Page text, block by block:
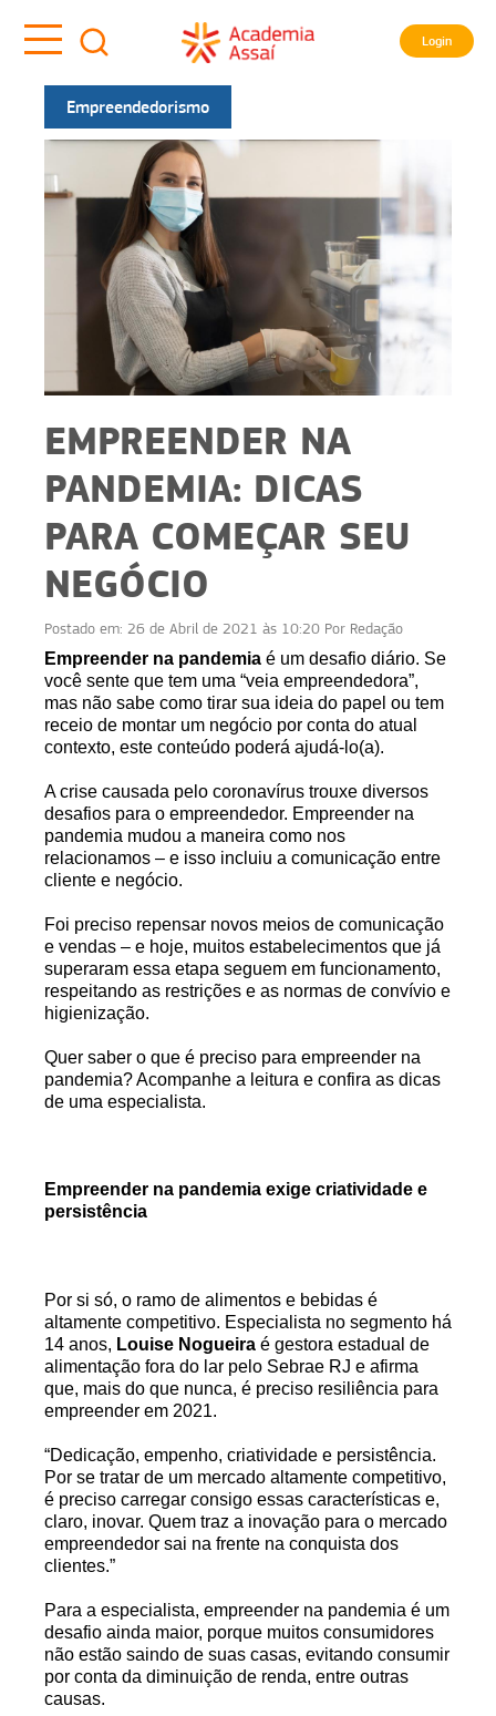
Login
Empreendedorismo
EMPREENDER NA
PANDEMIA: DICAS
PARA COMEÇAR SEU
NEGÓCIO
Postado em: 26 de Abril de 2021 às 10:20 Por Redação
Empreender na pandemia é um desafio diário. Se
você sente que tem uma “veia empreendedora”,
mas não sabe como tirar sua ideia do papel ou tem
receio de montar um negócio por conta do atual
contexto, este conteúdo poderá ajudá-lo(a).
A crise causada pelo coronavírus trouxe diversos
desafios para o empreendedor. Empreender na
pandemia mudou a maneira como nos
relacionamos – e isso incluiu a comunicação entre
cliente e negócio.
Foi preciso repensar novos meios de comunicação
e vendas – e hoje, muitos estabelecimentos que já
superaram essa etapa seguem em funcionamento,
respeitando as restrições e as normas de convívio e
higienização.
Quer saber o que é preciso para empreender na
pandemia? Acompanhe a leitura e confira as dicas
de uma especialista.
Empreender na pandemia exige criatividade e
persistência
Por si só, o ramo de alimentos e bebidas é
altamente competitivo. Especialista no segmento há
14 anos, Louise Nogueira é gestora estadual de
alimentação fora do lar pelo Sebrae RJ e afirma
que, mais do que nunca, é preciso resiliência para
empreender em 2021.
“Dedicação, empenho, criatividade e persistência.
Por se tratar de um mercado altamente competitivo,
é preciso carregar consigo essas características e,
claro, inovar. Quem traz a inovação para o mercado
empreendedor sai na frente na conquista dos
clientes.”
Para a especialista, empreender na pandemia é um
desafio ainda maior, porque muitos consumidores
não estão saindo de suas casas, evitando consumir
por conta da diminuição de renda, entre outras
causas.